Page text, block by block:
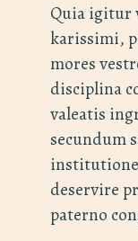
Quia igitur
karissimi,
mores
disciplina
valeatis
secundum
deservire
paterno